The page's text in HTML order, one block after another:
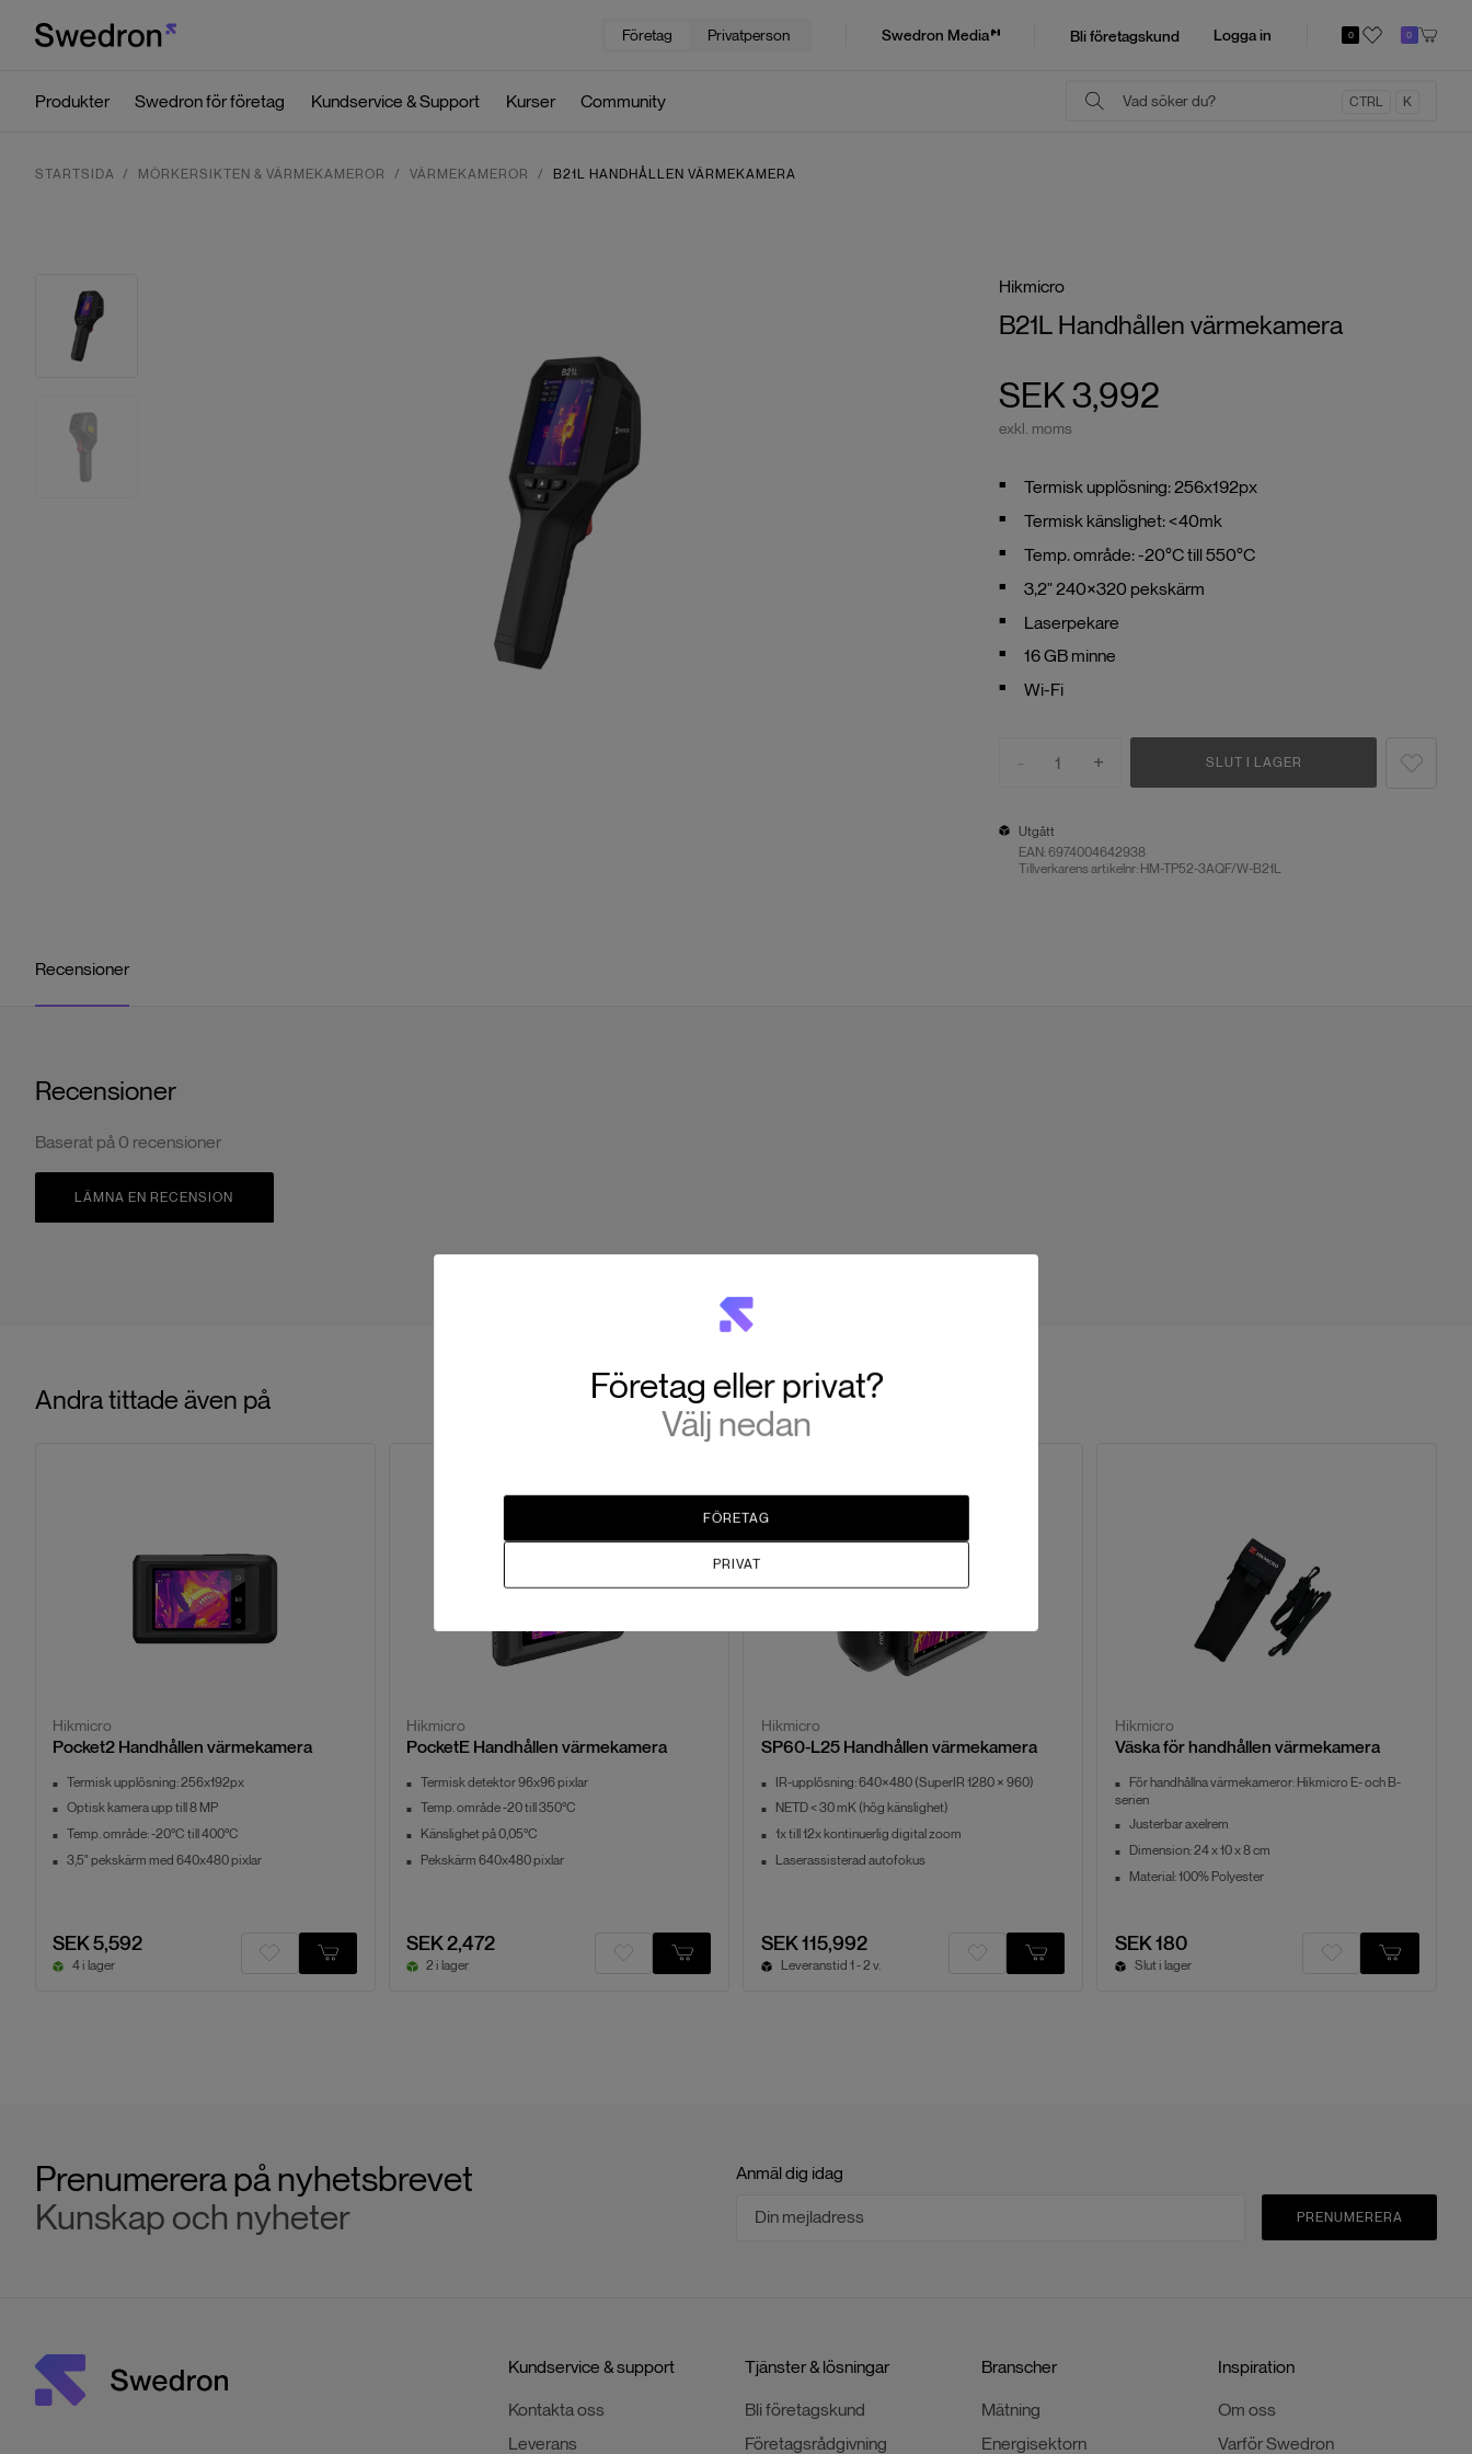
Företag Privatperson Swedron Media Bli företagskund Logga in 0 0
Produkter Swedron för företag Kundservice & Support Kurser Community CTRL K
STARTSIDA MÖRKERSIKTEN & VÄRMEKAMEROR VÄRMEKAMEROR B21L HANDHÅLLEN VÄRMEKAMERA
Hikmicro
B21L Handhållen värmekamera
SEK 3,992
exkl. moms
Termisk upplösning: 256x192px
Termisk känslighet: <40mk
Temp. område: -20°C till 550°C
3,2" 240×320 pekskärm
Laserpekare
16 GB minne
Wi-Fi
- 1 + SLUT I LAGER
Utgått
EAN:6974004642938
Tillverkarens artikelnr: HM-TP52-3AQF/W-B21L
Recensioner
Recensioner
Baserat på 0 recensioner
LÄMNA EN RECENSION
Andra tittade även på
Hikmicro
Pocket2 Handhållen värmekamera
Termisk upplösning: 256x192px
Optisk kamera upp till 8 MP
Temp. område: -20°C till 400°C
3,5" pekskärm med 640x480 pixlar
SEK 5,592
4 i lager
Hikmicro
PocketE Handhållen värmekamera
Termisk detektor 96x96 pixlar
Temp. område -20 till 350°C
Känslighet på 0,05°C
Pekskärm 640x480 pixlar
SEK 2,472
2 i lager
Hikmicro
SP60-L25 Handhållen värmekamera
IR-upplösning: 640×480 (SuperIR 1280 × 960)
NETD < 30 mK (hög känslighet)
1x till 12x kontinuerlig digital zoom
Laserassisterad autofokus
SEK 115,992
Leveranstid 1 - 2 v.
Hikmicro
Väska för handhållen värmekamera
För handhållna värmekameror: Hikmicro E- och B-
serien
Justerbar axelrem
Dimension: 24 x 10 x 8 cm
Material: 100% Polyester
SEK 180
Slut i lager
Företag eller privat?
Välj nedan
FÖRETAG
PRIVAT
Prenumerera på nyhetsbrevet
Kunskap och nyheter
Anmäl dig idag
PRENUMERERA
Kundservice & support
Kontakta oss
Leverans
Tjänster & lösningar
Bli företagskund
Företagsrådgivning
Branscher
Mätning
Energisektorn
Inspiration
Om oss
Varför Swedron